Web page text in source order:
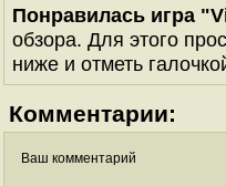
Понравилась игра
обзора. Для этого
ниже и отметь
Комментарии:
Ваш комментарий